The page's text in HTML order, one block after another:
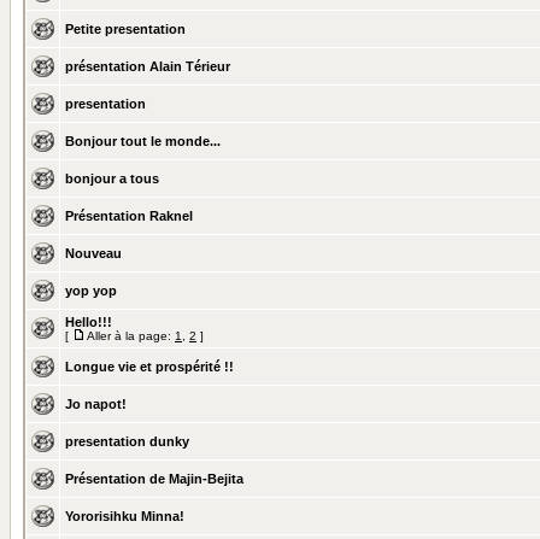
Petite presentation
présentation Alain Térieur
presentation
Bonjour tout le monde...
bonjour a tous
Présentation Raknel
Nouveau
yop yop
Hello!!!
[ Aller à la page: 1 2 ]
Longue vie et prospérité !!
Jo napot!
presentation dunky
Présentation de Majin-Bejita
Yororisihku Minna!